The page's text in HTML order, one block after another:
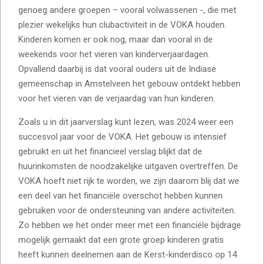
genoeg andere groepen – vooral volwassenen -, die met
plezier wekelijks hun clubactiviteit in de VOKA houden.
Kinderen komen er ook nog, maar dan vooral in de
weekends voor het vieren van kinderverjaardagen.
Opvallend daarbij is dat vooral ouders uit de Indiase
gemeenschap in Amstelveen het gebouw ontdekt hebben
voor het vieren van de verjaardag van hun kinderen.
Zoals u in dit jaarverslag kunt lezen, was 2024 weer een
succesvol jaar voor de VOKA. Het gebouw is intensief
gebruikt en uit het financieel verslag blijkt dat de
huurinkomsten de noodzakelijke uitgaven overtreffen. De
VOKA hoeft niet rijk te worden, we zijn daarom blij dat we
een deel van het financiële overschot hebben kunnen
gebruiken voor de ondersteuning van andere activiteiten.
Zo hebben we het onder meer met een financiële bijdrage
mogelijk gemaakt dat een grote groep kinderen gratis
heeft kunnen deelnemen aan de Kerst-kinderdisco op 14